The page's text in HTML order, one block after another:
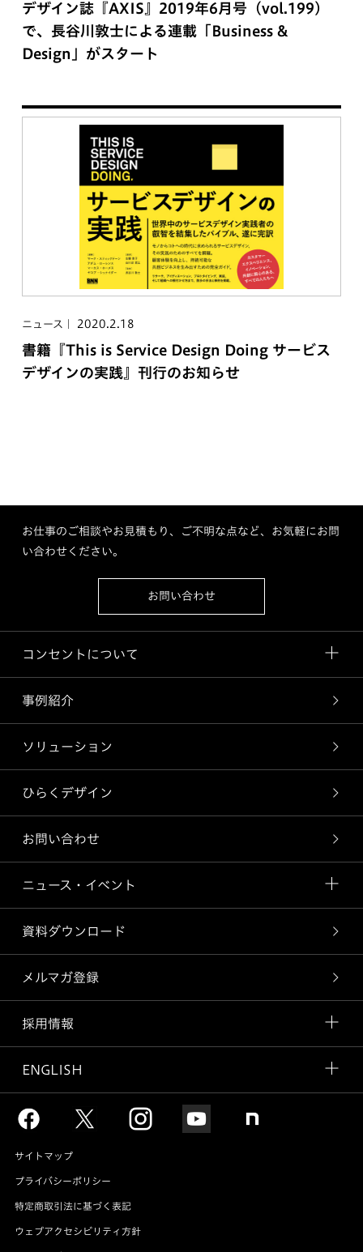
デザイン誌『AXIS』2019年6月号（vol.199）
で、長谷川敦士による連載「Business &
Design」がスタート
ニュース 2020.2.18
書籍『This is Service Design Doing サービス
デザインの実践』刊行のお知らせ
お仕事のご相談やお見積もり、ご不明な点など、お気軽にお問
い合わせください。
お問い合わせ
コンセントについて
事例紹介
ソリューション
ひらくデザイン
お問い合わせ
ニュース・イベント
資料ダウンロード
メルマガ登録
採用情報
ENGLISH
サイトマップ
プライバシーポリシー
特定商取引法に基づく表記
ウェブアクセシビリティ方針